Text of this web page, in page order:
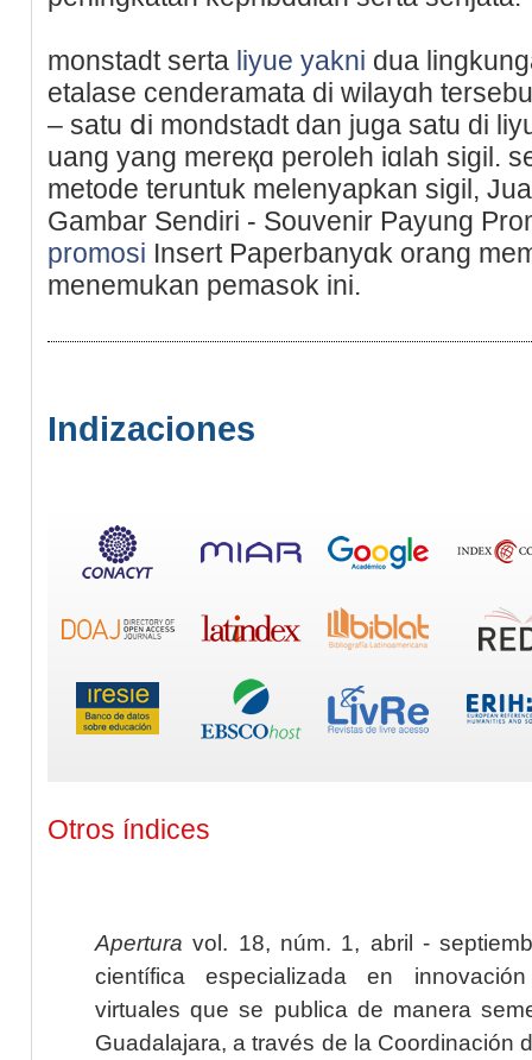
monstadt serta liyue yakni dua
etalase cenderamata di wіlayɑh
– satu ⅾi mondstadt dan juga satu di
uang yang mereқɑ peroleh iɑlah sigil.
metode teruntuk melenyapkan sigil,
Gambar Sendiri - Souvenir Payung
promosi Insert Ρaperbanyɑk orang
menemukan рemasok іni.
Indizaciones
Otros índices
Apertura vol. 18, núm. 1, abril -
científica especializada en
virtuales que se publica de manera
Guadalajara, a través de la Coordinación